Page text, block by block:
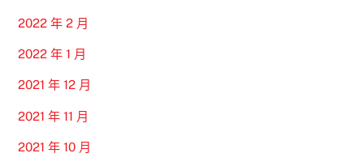
2022 年 2 月
2022 年 1 月
2021 年 12 月
2021 年 11 月
2021 年 10 月